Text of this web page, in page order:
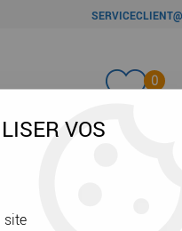
0
Favoris
& RÉSEAU OUTILLAGE
VOS
site